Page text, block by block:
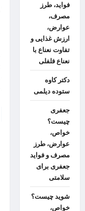
فواید، طرز
مصرف،
عوارض،
ارزش غذایی و
تفاوت نعناع با
نعناع فلفلی
دکتر کاوه
ستوده دیلمی
جعفری
چیست؟
خواص،
عوارض، طرز
مصرف و فواید
جعفری برای
سلامتی
شوید چیست؟
خواص،